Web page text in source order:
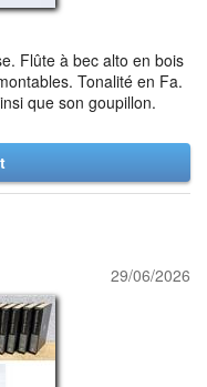
Flûte à bec alto en bois
Tonalité en Fa.
que son goupillon.
29/06/2026